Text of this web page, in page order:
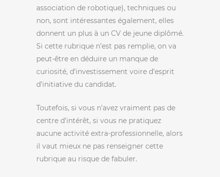
association de robotique), techniques ou
non, sont intéressantes également, elles
donnent un plus à un CV de jeune diplômé.
Si cette rubrique n’est pas remplie, on va
peut-être en déduire un manque de
curiosité, d’investissement voire d’esprit
d’initiative du candidat.
Toutefois, si vous n’avez vraiment pas de
centre d’intérêt, si vous ne pratiquez
aucune activité extra-professionnelle, alors
il vaut mieux ne pas renseigner cette
rubrique au risque de fabuler.